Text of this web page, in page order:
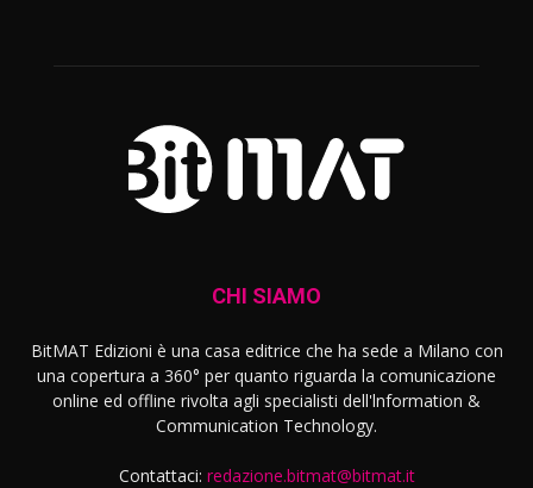
CHI SIAMO
BitMAT Edizioni è una casa editrice che ha sede a Milano con
una copertura a 360° per quanto riguarda la comunicazione
online ed offline rivolta agli specialisti dell'lnformation &
Communication Technology.
Contattaci: redazione.bitmat@bitmat.it